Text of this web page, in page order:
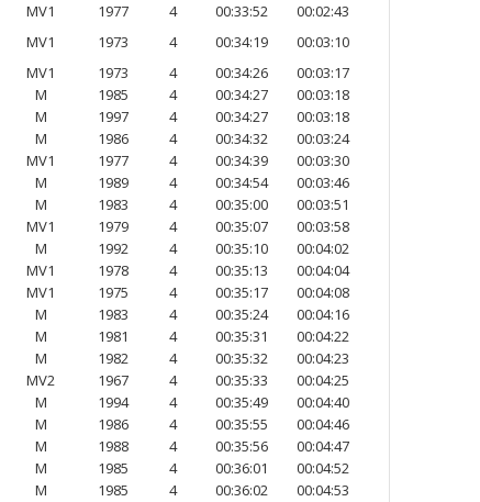
MV1 1977 4 00:33:52
00:02:43
MV1 1973 4 00:34:19
00:03:10
MV1 1973 4 00:34:26
00:03:17
M 1985 4 00:34:27
00:03:18
M 1997 4 00:34:27
00:03:18
M 1986 4 00:34:32
00:03:24
MV1 1977 4 00:34:39
00:03:30
M 1989 4 00:34:54
00:03:46
M 1983 4 00:35:00
00:03:51
MV1 1979 4 00:35:07
00:03:58
M 1992 4 00:35:10
00:04:02
MV1 1978 4 00:35:13
00:04:04
MV1 1975 4 00:35:17
00:04:08
M 1983 4 00:35:24
00:04:16
M 1981 4 00:35:31
00:04:22
M 1982 4 00:35:32
00:04:23
MV2 1967 4 00:35:33
00:04:25
M 1994 4 00:35:49
00:04:40
M 1986 4 00:35:55
00:04:46
M 1988 4 00:35:56
00:04:47
M 1985 4 00:36:01
00:04:52
M 1985 4 00:36:02
00:04:53